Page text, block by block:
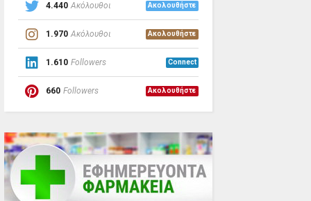
4.440 Ακόλουθοι Ακολουθήστε
1.970 Ακόλουθοι Ακολουθήστε
1.610 Followers Connect
660 Followers Ακολουθήστε